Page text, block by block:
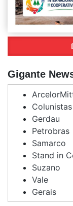
Gigante
Colunistas
Gerdau
Petrobras
Samarco
Stand in
Suzano
Vale
Gerais